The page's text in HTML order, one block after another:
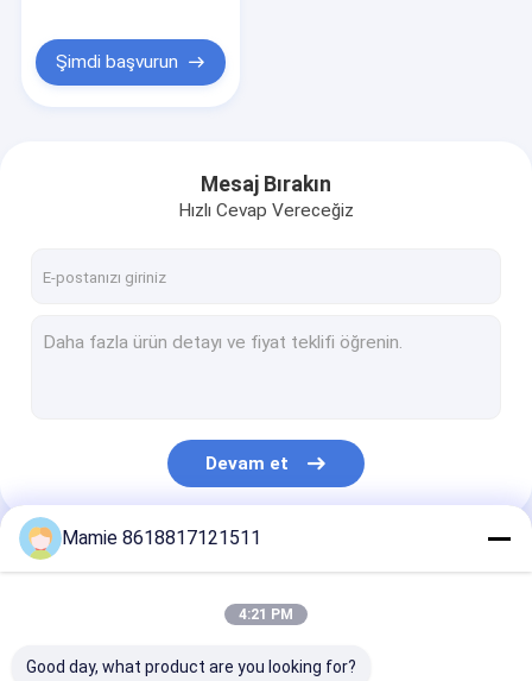
Şimdi başvurun
Mesaj Bırakın
Hızlı Cevap Vereceğiz
Devam et
Kategorilerimiz
Mamie 8618817121511
4:21 PM
Good day, what product are you looking for?